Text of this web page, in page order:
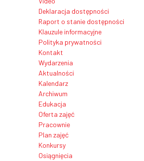
Deklaracja dostępności
Raport o stanie dostępności
Klauzule informacyjne
Polityka prywatności
Kontakt
Wydarzenia
Aktualności
Kalendarz
Archiwum
Edukacja
Oferta zajęć
Pracownie
Plan zajęć
Konkursy
Osiągnięcia